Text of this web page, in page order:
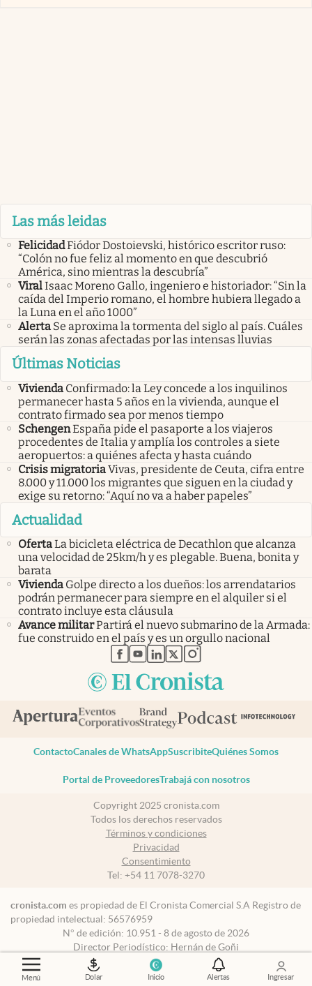
Menú Dolar Inicio Alertas Ingresar
Las más leidas
FelicidadFiódor Dostoievski, histórico escritor ruso:
“Colón no fue feliz al momento en que descubrió
América, sino mientras la descubría”
ViralIsaac Moreno Gallo, ingeniero e historiador: “Sin la
caída del Imperio romano, el hombre hubiera llegado a
la Luna en el año 1000”
Alerta Se aproxima la tormenta del siglo al país. Cuáles
serán las zonas afectadas por las intensas lluvias
Últimas Noticias
Vivienda Confirmado: la Ley concede a los inquilinos
permanecer hasta 5 años en la vivienda, aunque el
contrato firmado sea por menos tiempo
SchengenEspaña pide el pasaporte a los viajeros
procedentes de Italia y amplía los controles a siete
aeropuertos: a quiénes afecta y hasta cuándo
Crisis migratoriaVivas, presidente de Ceuta, cifra entre
8.000 y 11.000 los migrantes que siguen en la ciudad y
exige su retorno: “Aquí no va a haber papeles”
Actualidad
OfertaLa bicicleta eléctrica de Decathlon que alcanza
una velocidad de 25km/h y es plegable. Buena, bonita y
barata
Vivienda Golpe directo a los dueños: los arrendatarios
podrán permanecer para siempre en el alquiler si el
contrato incluye esta cláusula
Avance militarPartirá el nuevo submarino de la Armada:
fue construido en el país y es un orgullo nacional
abre en nueva pestaña
abre en nueva pestaña
abre en nueva pestaña
abre en nueva pestaña
abre en nueva pestaña
ContactoCanales de WhatsAppSuscribiteQuiénes Somos
Portal de ProveedoresTrabajá con nosotros
Copyright 2025 cronista.com
Todos los derechos reservados
Términos y condiciones
Privacidad
Consentimiento
Tel: +54 11 7078-3270
cronista.com es propiedad de El Cronista Comercial S.A Registro de
propiedad intelectual: 56576959
N° de edición: 10.951 - 8 de agosto de 2026
Director Periodístico: Hernán de Goñi